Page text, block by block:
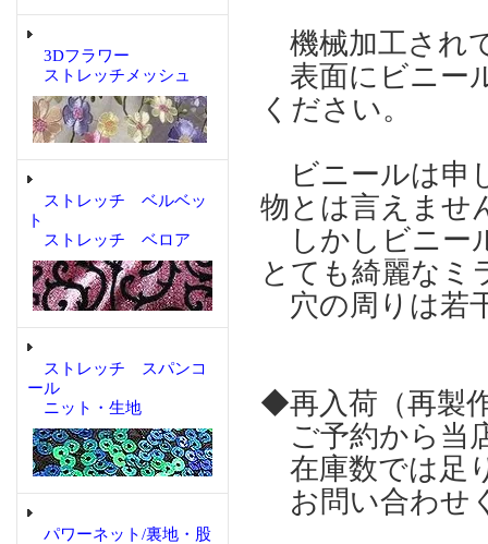
3Dフラワー
ストレッチメッシュ
ストレッチ ベルベッ
ト
ストレッチ ベロア
ストレッチ スパンコ
ール
ニット・生地
パワーネット/裏地・股
機械加工され
表面にビニー
ください。
ビニールは申
物とは言えませ
しかしビニー
とても綺麗なミ
穴の周りは若
◆再入荷（再
ご予約から当
在庫数では足
お問い合わせ